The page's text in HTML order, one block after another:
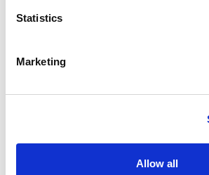
Statistics
Marketing
Allow all